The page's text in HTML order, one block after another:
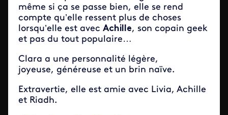
même si ça se passe bien, elle se rend
compte qu’elle ressent plus de choses
lorsqu’elle est avec Achille, son copain geek
et pas du tout populaire…
Clara a une personnalité légère,
joyeuse, généreuse et un brin naïve.
Extravertie, elle est amie avec Livia, Achille
et Riadh.